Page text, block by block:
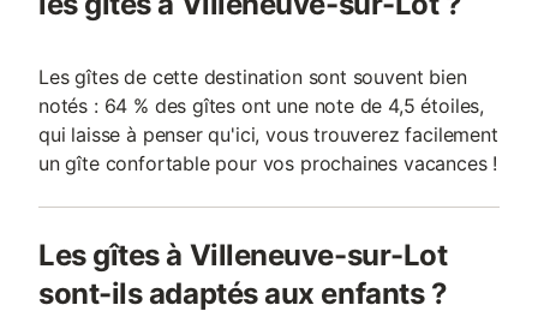
Les gîtes de cette destination sont souvent bien
notés : 64 % des gîtes ont une note de 4,5 étoiles,
qui laisse à penser qu'ici, vous trouverez facilement
un gîte confortable pour vos prochaines vacances !
Les gîtes à Villeneuve-sur-Lot
sont-ils adaptés aux enfants ?